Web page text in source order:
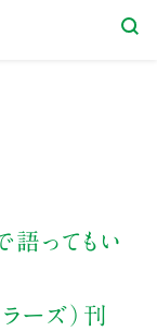
語ってもい
ーズ）刊